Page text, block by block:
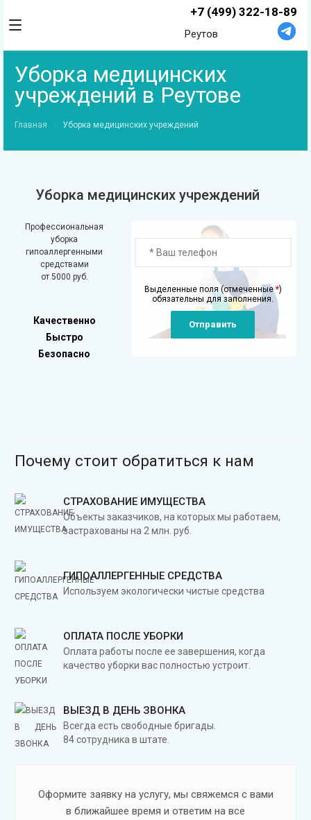
+7 (499) 322-18-89
Реутов
Уборка медицинских
учреждений в Реутове
Главная Уборка медицинских учреждений
Уборка медицинских учреждений
Профессиональная
уборка
гипоаллергенными
средствами
от 5000 руб.
Качественно
Быстро
Безопасно
Выделенные поля (отмеченные*)
обязательны для заполнения.
Отправить
Почему стоит обратиться к нам
СТРАХОВАНИЕ ИМУЩЕСТВА
Объекты заказчиков, на которых мы работаем,
застрахованы на 2 млн. руб.
ГИПОАЛЛЕРГЕННЫЕ СРЕДСТВА
Используем экологически чистые средства
ОПЛАТА ПОСЛЕ УБОРКИ
Оплата работы после ее завершения, когда
качество уборки вас полностью устроит.
ВЫЕЗД В ДЕНЬ ЗВОНКА
Всегда есть свободные бригады.
84 сотрудника в штате.
Оформите заявку на услугу, мы свяжемся с вами
в ближайшее время и ответим на все